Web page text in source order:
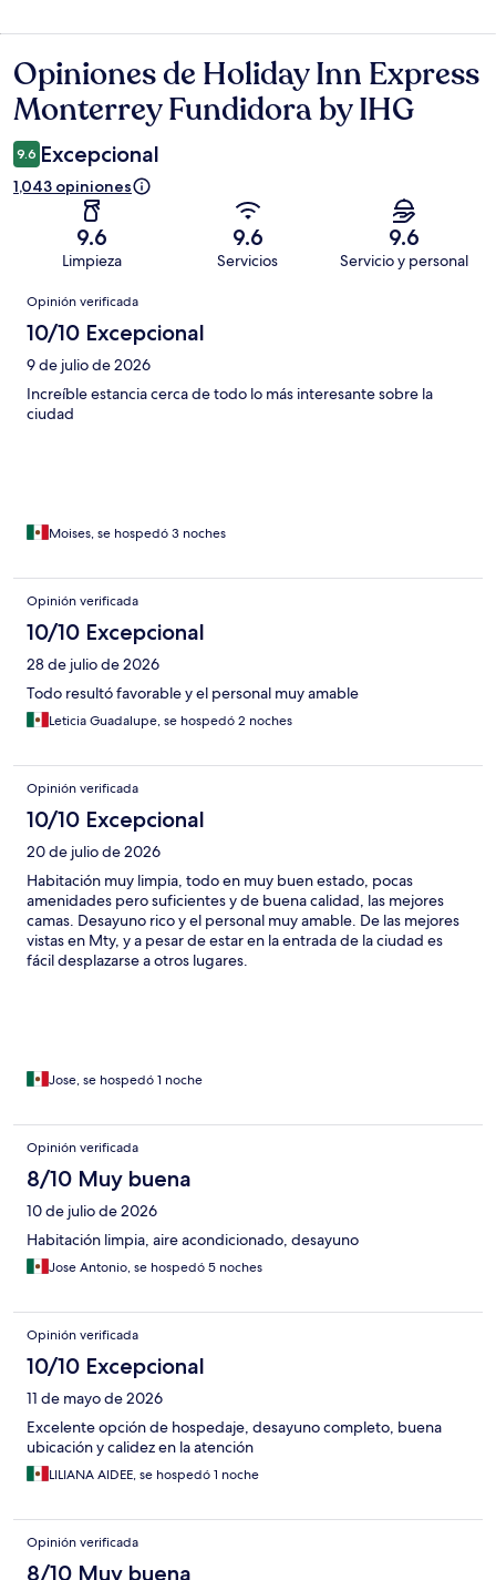
Opiniones
Opiniones de Holiday Inn Express
Monterrey Fundidora by IHG
9.6 Excepcional
1,043 opiniones
9.6
Limpieza
9.6
Servicios
9.6
Servicio y personal
Opiniones
Opinión verificada
10/10 Excepcional
9 de julio de 2026
Increíble estancia cerca de todo lo más interesante sobre la
ciudad
Moises, se hospedó 3 noches
Opinión verificada
10/10 Excepcional
28 de julio de 2026
Todo resultó favorable y el personal muy amable
Leticia Guadalupe, se hospedó 2 noches
Opinión verificada
10/10 Excepcional
20 de julio de 2026
Habitación muy limpia, todo en muy buen estado, pocas
amenidades pero suficientes y de buena calidad, las mejores
camas. Desayuno rico y el personal muy amable. De las mejores
vistas en Mty, y a pesar de estar en la entrada de la ciudad es
fácil desplazarse a otros lugares.
Jose, se hospedó 1 noche
Opinión verificada
8/10 Muy buena
10 de julio de 2026
Habitación limpia, aire acondicionado, desayuno
Jose Antonio, se hospedó 5 noches
Opinión verificada
10/10 Excepcional
11 de mayo de 2026
Excelente opción de hospedaje, desayuno completo, buena
ubicación y calidez en la atención
LILIANA AIDEE, se hospedó 1 noche
Opinión verificada
8/10 Muy buena